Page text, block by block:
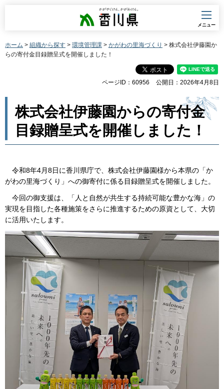
香川県
メニュー
ホーム > 組織から探す > 環境管理課 > かがわの里海づくり > 株式会社伊藤園か
らの寄付金目録贈呈式を開催しました！
ページID：60956 公開日：2026年4月8日
株式会社伊藤園からの寄付金
目録贈呈式を開催しました！
令和8年4月8日に香川県庁で、株式会社伊藤園様から本県の「か
がわの里海づくり」への御寄付に係る目録贈呈式を開催しました。
今回の御支援は、「人と自然が共生する持続可能な豊かな海」の
実現を目指した各種施策をさらに推進するための原資として、大切
に活用いたします。